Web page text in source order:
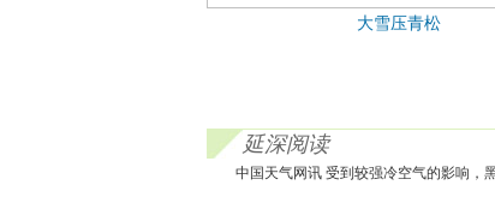
大雪压青松
延深阅读
中国天气网讯 受到较强冷空气的影响，